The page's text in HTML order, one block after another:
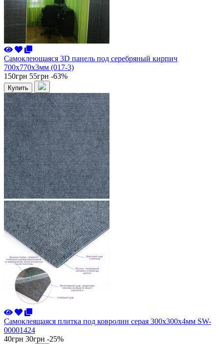
Самоклеющаяся 3D панель под серебряный кирпич
700x770x3мм (017-3)
150грн 55грн -63%
Купить
Самоклеящаяся плитка под ковролин серая 300х300х4мм SW-
00001424
40грн 30грн -25%